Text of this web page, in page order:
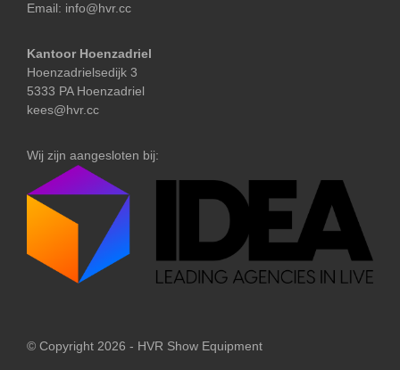
Email: info@hvr.cc
Kantoor Hoenzadriel
Hoenzadrielsedijk 3
5333 PA Hoenzadriel
kees@hvr.cc
Wij zijn aangesloten bij:
© Copyright 2026 - HVR Show Equipment